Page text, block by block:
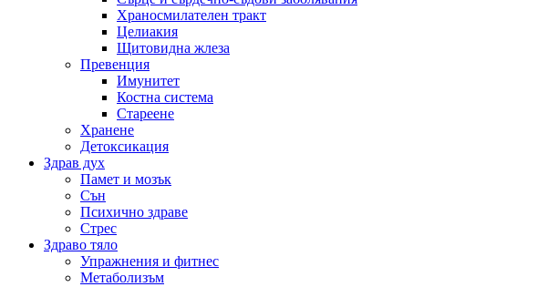
Храносмилателен тракт
Целиакия
Щитовидна жлеза
Превенция
Имунитет
Костна система
Стареене
Хранене
Детоксикация
Здрав дух
Памет и мозък
Сън
Психично здраве
Стрес
Здраво тяло
Упражнения и фитнес
Метаболизъм